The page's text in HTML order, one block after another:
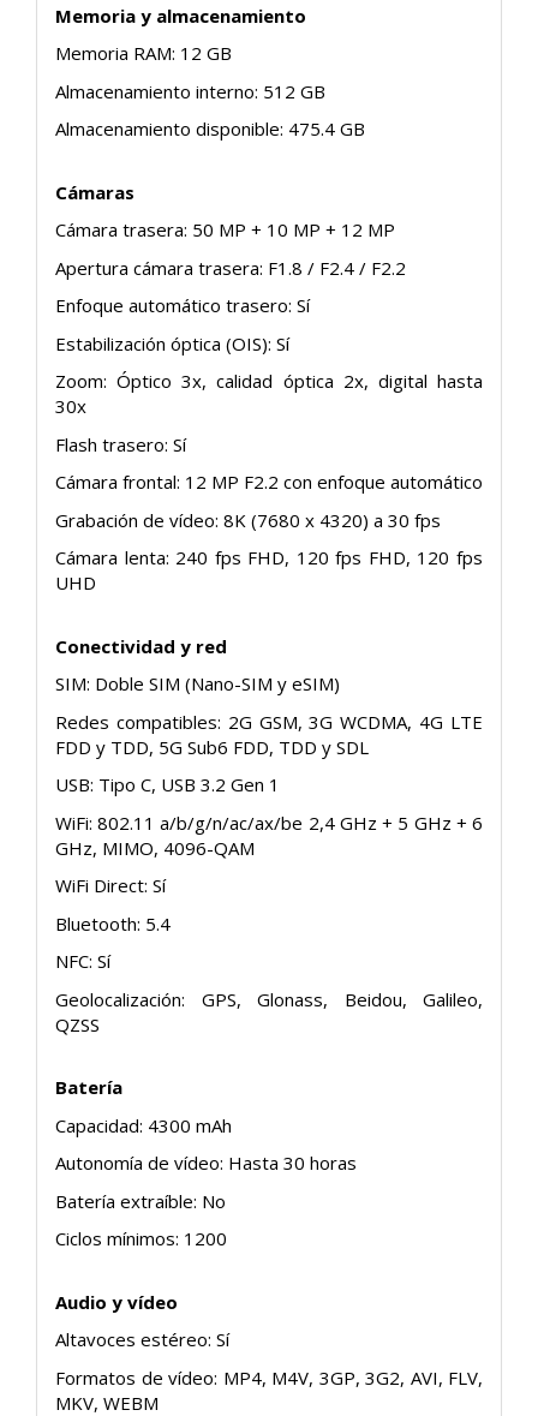
Memoria y almacenamiento
Memoria RAM: 12 GB
Almacenamiento interno: 512 GB
Almacenamiento disponible: 475.4 GB
Cámaras
Cámara trasera: 50 MP + 10 MP + 12 MP
Apertura cámara trasera: F1.8 / F2.4 / F2.2
Enfoque automático trasero: Sí
Estabilización óptica (OIS): Sí
Zoom: Óptico 3x, calidad óptica 2x, digital hasta
30x
Flash trasero: Sí
Cámara frontal: 12 MP F2.2 con enfoque automático
Grabación de vídeo: 8K (7680 x 4320) a 30 fps
Cámara lenta: 240 fps FHD, 120 fps FHD, 120 fps
UHD
Conectividad y red
SIM: Doble SIM (Nano-SIM y eSIM)
Redes compatibles: 2G GSM, 3G WCDMA, 4G LTE
FDD y TDD, 5G Sub6 FDD, TDD y SDL
USB: Tipo C, USB 3.2 Gen 1
WiFi: 802.11 a/b/g/n/ac/ax/be 2,4 GHz + 5 GHz + 6
GHz, MIMO, 4096-QAM
WiFi Direct: Sí
Bluetooth: 5.4
NFC: Sí
Geolocalización: GPS, Glonass, Beidou, Galileo,
QZSS
Batería
Capacidad: 4300 mAh
Autonomía de vídeo: Hasta 30 horas
Batería extraíble: No
Ciclos mínimos: 1200
Audio y vídeo
Altavoces estéreo: Sí
Formatos de vídeo: MP4, M4V, 3GP, 3G2, AVI, FLV,
MKV, WEBM